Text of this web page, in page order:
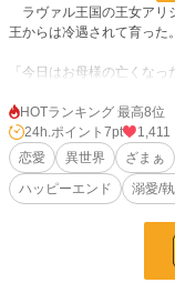
ラヴァル王国の王女アリ
王からは冷遇されて育った。
「今日はお母様の亡くな
誕生日が来るたび、そう
やがて十二歳で父王を亡
られ、他人の愛を知らない
城の者達は見て見ぬふり
て、アリシアの毎日は辛く
HOTランキング 最高8位
24h.ポイント 7pt
1,411
恋愛
異世界 ざまぁ
ハッピーエンド
溺愛/